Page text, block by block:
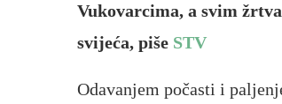
Vukovarcima, a svim
svijeća, piše STV
Odavanjem počasti i